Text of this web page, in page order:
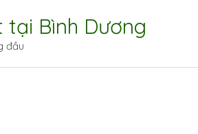
tại Bình Dương
đầu